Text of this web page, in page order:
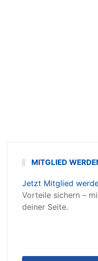
MITGLIED
Jetzt Mitglied
Vorteile sichern –
deiner Seite.